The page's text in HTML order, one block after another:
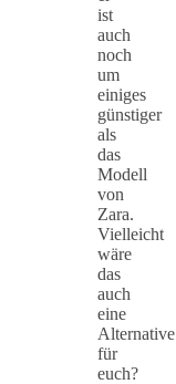
ist
auch
noch
um
einiges
günstiger
als
das
Modell
von
Zara.
Vielleicht
wäre
das
auch
eine
Alternative
für
euch?